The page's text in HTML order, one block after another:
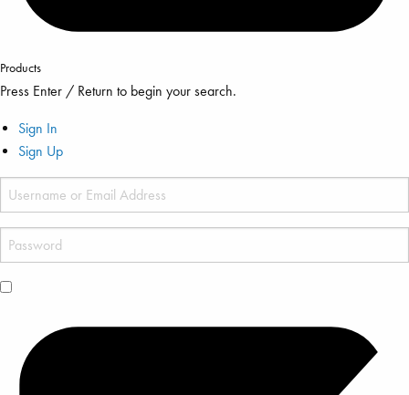
Products
Press Enter / Return to begin your search.
Sign In
Sign Up